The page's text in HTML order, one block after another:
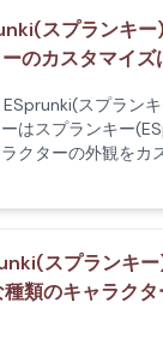
スプランキー
のカスタマイズ
スプラン
はスプランキー
クターの外観をカ
スプランキ
類のキャラク